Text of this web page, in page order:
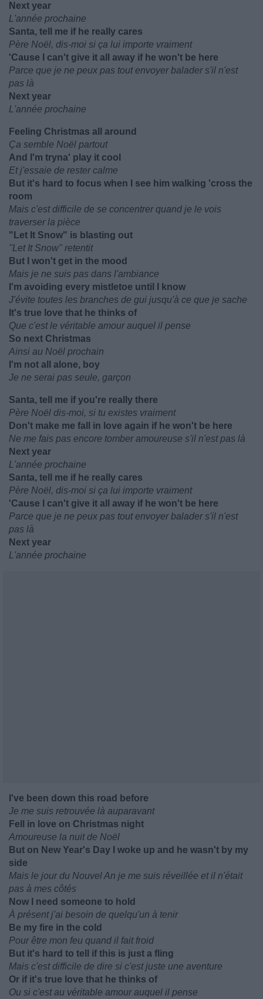
Next year
L'année prochaine
Santa, tell me if he really cares
Père Noël, dis-moi si ça lui importe vraiment
'Cause I can't give it all away if he won't be here
Parce que je ne peux pas tout envoyer balader s'il n'est
pas là
Next year
L'année prochaine
Feeling Christmas all around
Ça semble Noël partout
And I'm tryna' play it cool
Et j'essaie de rester calme
But it's hard to focus when I see him walking 'cross the
room
Mais c'est difficile de se concentrer quand je le vois
traverser la pièce
"Let It Snow" is blasting out
"Let It Snow" retentit
But I won't get in the mood
Mais je ne suis pas dans l'ambiance
I'm avoiding every mistletoe until I know
J'évite toutes les branches de gui jusqu'à ce que je sache
It's true love that he thinks of
Que c'est le véritable amour auquel il pense
So next Christmas
Ainsi au Noël prochain
I'm not all alone, boy
Je ne serai pas seule, garçon
Santa, tell me if you're really there
Père Noël dis-moi, si tu existes vraiment
Don't make me fall in love again if he won't be here
Ne me fais pas encore tomber amoureuse s'il n'est pas là
Next year
L'année prochaine
Santa, tell me if he really cares
Père Noël, dis-moi si ça lui importe vraiment
'Cause I can't give it all away if he won't be here
Parce que je ne peux pas tout envoyer balader s'il n'est
pas là
Next year
L'année prochaine
I've been down this road before
Je me suis retrouvée là auparavant
Fell in love on Christmas night
Amoureuse la nuit de Noël
But on New Year's Day I woke up and he wasn't by my
side
Mais le jour du Nouvel An je me suis réveillée et il n'était
pas à mes côtés
Now I need someone to hold
À présent j'ai besoin de quelqu'un à tenir
Be my fire in the cold
Pour être mon feu quand il fait froid
But it's hard to tell if this is just a fling
Mais c'est difficile de dire si c'est juste une aventure
Or if it's true love that he thinks of
Ou si c'est au véritable amour auquel il pense